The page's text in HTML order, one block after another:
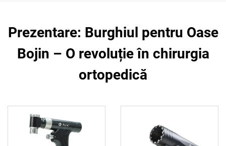
Prezentare: Burghiul pentru Oase
Bojin – O revoluție în chirurgia
ortopedică